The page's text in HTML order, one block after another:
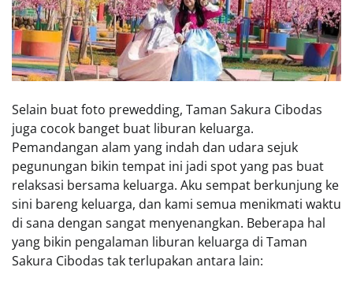
Selain buat foto prewedding, Taman Sakura Cibodas
juga cocok banget buat liburan keluarga.
Pemandangan alam yang indah dan udara sejuk
pegunungan bikin tempat ini jadi spot yang pas buat
relaksasi bersama keluarga. Aku sempat berkunjung ke
sini bareng keluarga, dan kami semua menikmati waktu
di sana dengan sangat menyenangkan. Beberapa hal
yang bikin pengalaman liburan keluarga di Taman
Sakura Cibodas tak terlupakan antara lain: